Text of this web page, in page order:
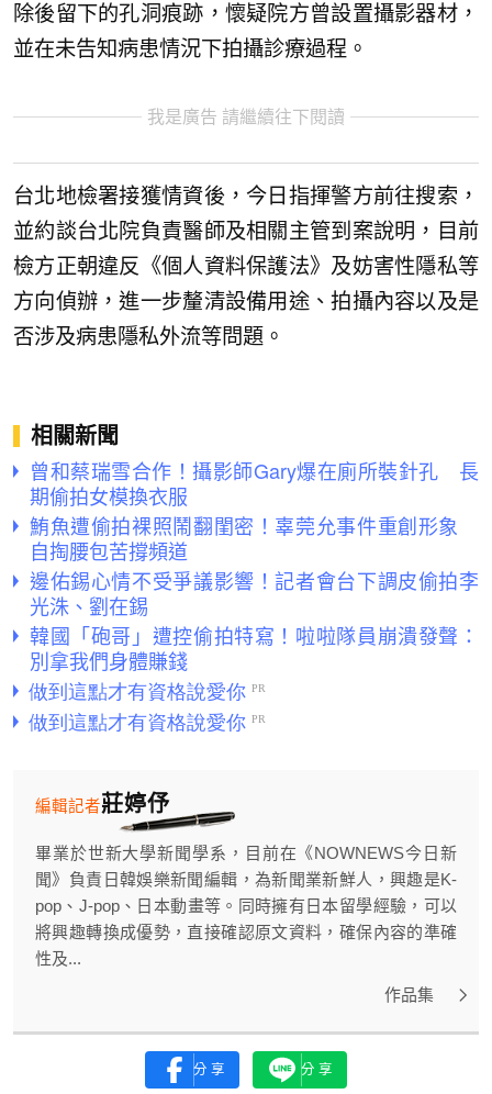
除後留下的孔洞痕跡，懷疑院方曾設置攝影器材，
並在未告知病患情況下拍攝診療過程。
我是廣告 請繼續往下閱讀
台北地檢署接獲情資後，今日指揮警方前往搜索，
並約談台北院負責醫師及相關主管到案說明，目前
檢方正朝違反《個人資料保護法》及妨害性隱私等
方向偵辦，進一步釐清設備用途、拍攝內容以及是
否涉及病患隱私外流等問題。
相關新聞
曾和蔡瑞雪合作！攝影師Gary爆在廁所裝針孔 長
期偷拍女模換衣服
鮪魚遭偷拍裸照鬧翻閨密！辜莞允事件重創形象
自掏腰包苦撐頻道
邊佑錫心情不受爭議影響！記者會台下調皮偷拍李
光洙、劉在錫
韓國「砲哥」遭控偷拍特寫！啦啦隊員崩潰發聲：
別拿我們身體賺錢
莊婷伃
編輯記者
畢業於世新大學新聞學系，目前在《NOWNEWS今日新
聞》負責日韓娛樂新聞編輯，為新聞業新鮮人，興趣是K-
pop、J-pop、日本動畫等。同時擁有日本留學經驗，可以
將興趣轉換成優勢，直接確認原文資料，確保內容的準確
性及...
作品集
分享 分享